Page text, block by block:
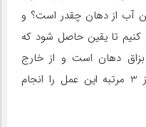
آب از دهان چقدر است؟ و
کنیم تا یقین حاصل شود که
دهان است و از خارج
نیست؟ ( بنده خود گاهی بیش از 3 مرتبه این عمل را انجام